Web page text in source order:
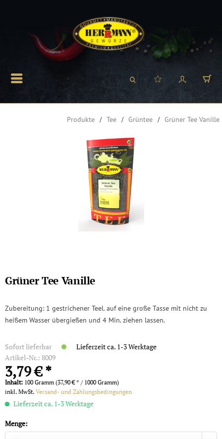
Produkte Tee Grüntee Grüner Tee Vanille
Grüner Tee Vanille
Zubereitung: 1 gestrichener Teel. auf eine große Tasse mit nicht zu
heißem Wasser übergießen und 4 Min. ziehen lassen.
Sofort lieferbar
Lieferzeit ca. 1-3 Werktage
Artikel-Nr.: 8009
3,79 € *
Inhalt: 100 Gramm (37,90 € * / 1000 Gramm)
inkl. MwSt. Versand- und Zahlungsbedingungen
Lieferzeit ca. 1-3 Werktage
Menge: